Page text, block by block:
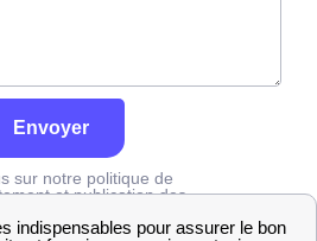
Envoyer
sur notre politique de
et publication des